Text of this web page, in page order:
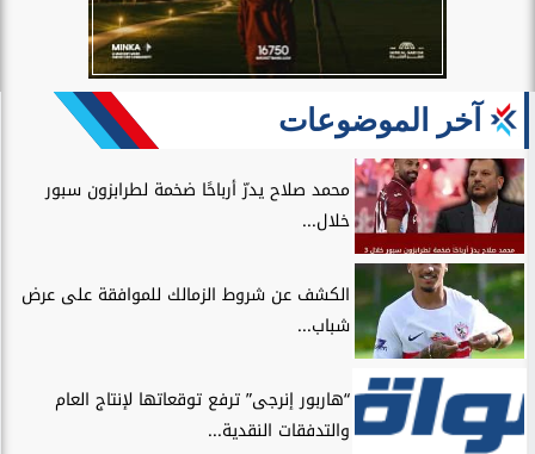
آخر الموضوعات
محمد صلاح يدرّ أرباحًا ضخمة لطرابزون سبور
خلال...
الكشف عن شروط الزمالك للموافقة على عرض
شباب...
“هاربور إنرجى” ترفع توقعاتها لإنتاج العام
والتدفقات النقدية...